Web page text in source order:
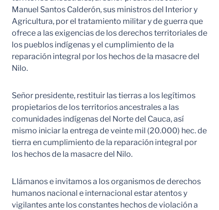
Manuel Santos Calderón, sus ministros del Interior y
Agricultura, por el tratamiento militar y de guerra que
ofrece a las exigencias de los derechos territoriales de
los pueblos indígenas y el cumplimiento de la
reparación integral por los hechos de la masacre del
Nilo.
Señor presidente, restituir las tierras a los legítimos
propietarios de los territorios ancestrales a las
comunidades indígenas del Norte del Cauca, así
mismo iniciar la entrega de veinte mil (20.000) hec. de
tierra en cumplimiento de la reparación integral por
los hechos de la masacre del Nilo.
Llámanos e invitamos a los organismos de derechos
humanos nacional e internacional estar atentos y
vigilantes ante los constantes hechos de violación a